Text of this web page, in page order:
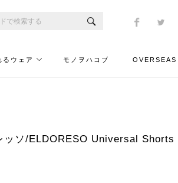
るウェア モノヲハコブ
ッソ/ELDORESO Universal Shorts